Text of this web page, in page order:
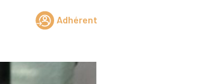
Adhérent